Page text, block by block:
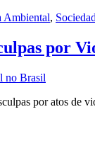
Ambiental,
por
por atos de